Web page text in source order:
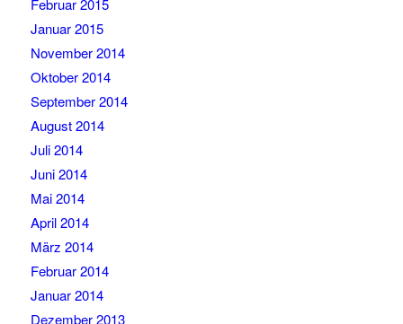
Februar 2015
Januar 2015
November 2014
Oktober 2014
September 2014
August 2014
Juli 2014
Juni 2014
Mai 2014
April 2014
März 2014
Februar 2014
Januar 2014
Dezember 2013